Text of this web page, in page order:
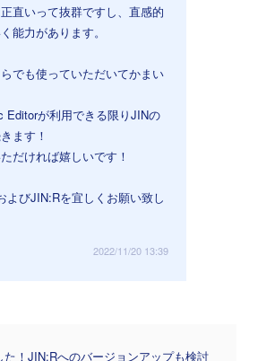
直いって抜群ですし、直感的
能力があります。
でも使っていただいてかまい
Editorが利用できる限りJINの
ます！
だければ嬉しいです！
よびJIN:Rを宜しくお願い致し
2022/11/20 13:39
た！JIN:Rへのバージョンアップも検討